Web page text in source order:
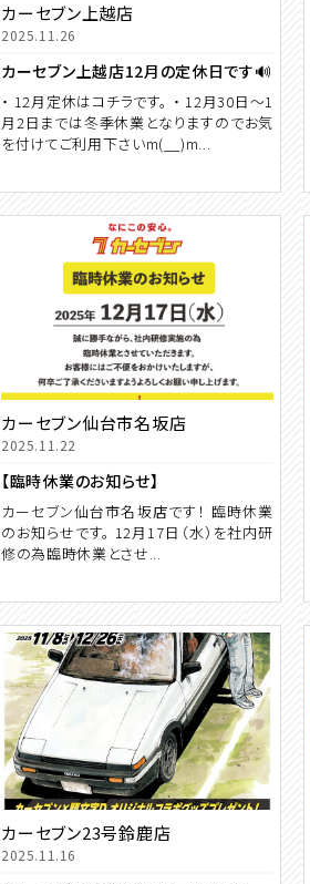
カーセブン上越店
2025.11.26
カーセブン上越店12月の定休日です🔊
・ 12月定休はコチラです。 ・ 12月30日～1
月2日までは冬季休業となりますのでお気
を付けてご利用下さいm(__)m...
カーセブン仙台市名坂店
2025.11.22
【臨時休業のお知らせ】
カーセブン仙台市名坂店です！ 臨時休業
のお知らせです。 12月17日（水）を社内研
修の為臨時休業とさせ...
カーセブン23号鈴鹿店
2025.11.16